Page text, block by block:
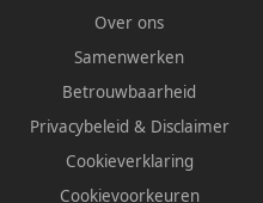
Over ons
Samenwerken
Betrouwbaarheid
Privacybeleid & Disclaimer
Cookieverklaring
Cookievoorkeuren